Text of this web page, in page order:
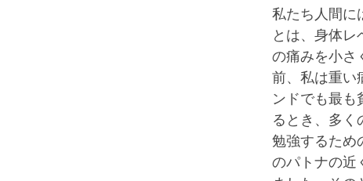
私たち人間に
とは、身体
の痛みを小さ
前、私は重い
ンドでも最も
るとき、多く
勉強するため
のパトナの近